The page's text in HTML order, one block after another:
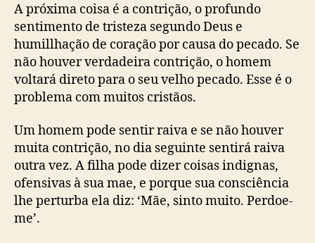
A próxima coisa é a contrição, o profundo
sentimento de tristeza segundo Deus e
humillhação de coração por causa do pecado. Se
não houver verdadeira contrição, o homem
voltará direto para o seu velho pecado. Esse é o
problema com muitos cristãos.
Um homem pode sentir raiva e se não houver
muita contrição, no dia seguinte sentirá raiva
outra vez. A filha pode dizer coisas indignas,
ofensivas à sua mae, e porque sua consciência
lhe perturba ela diz: ‘Mãe, sinto muito. Perdoe-
me’.